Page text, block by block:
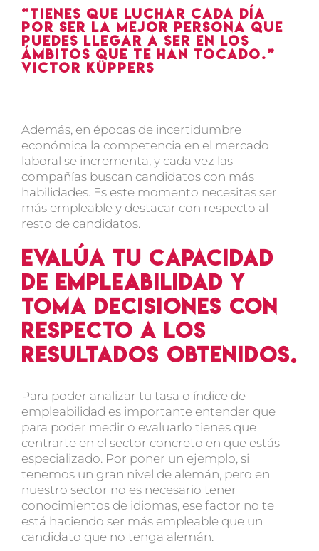
“Tienes que luchar cada día
por ser la mejor persona que
puedes llegar a ser en los
ámbitos que te han tocado.”
Victor Küppers
Además, en épocas de incertidumbre
económica la competencia en el mercado
laboral se incrementa, y cada vez las
compañías buscan candidatos con más
habilidades. Es este momento necesitas ser
más empleable y destacar con respecto al
resto de candidatos.
Evalúa tu capacidad
de empleabilidad y
toma decisiones con
respecto a los
resultados obtenidos.
Para poder analizar tu tasa o índice de
empleabilidad es importante entender que
para poder medir o evaluarlo tienes que
centrarte en el sector concreto en que estás
especializado. Por poner un ejemplo, si
tenemos un gran nivel de alemán, pero en
nuestro sector no es necesario tener
conocimientos de idiomas, ese factor no te
está haciendo ser más empleable que un
candidato que no tenga alemán.